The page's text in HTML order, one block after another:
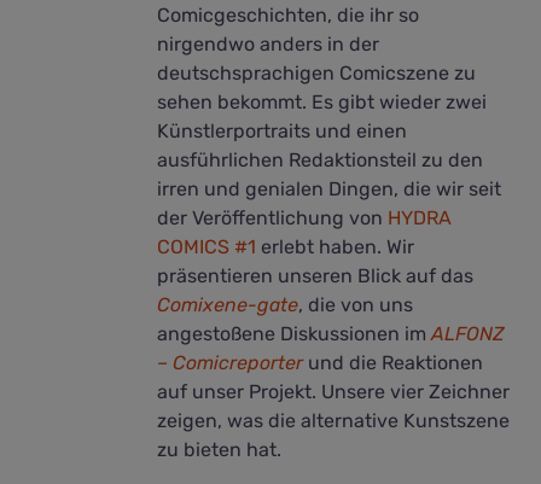
Comicgeschichten, die ihr so
nirgendwo anders in der
deutschsprachigen Comicszene zu
sehen bekommt. Es gibt wieder zwei
Künstlerportraits und einen
ausführlichen Redaktionsteil zu den
irren und genialen Dingen, die wir seit
der Veröffentlichung von HYDRA
COMICS #1 erlebt haben. Wir
präsentieren unseren Blick auf das
Comixene-gate, die von uns
angestoßene Diskussionen imALFONZ
– Comicreporter und die Reaktionen
auf unser Projekt. Unsere vier Zeichner
zeigen, was die alternative Kunstszene
zu bieten hat.